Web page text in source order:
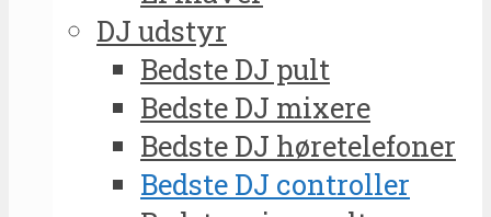
DJ udstyr
Bedste DJ pult
Bedste DJ mixere
Bedste DJ høretelefoner
Bedste DJ controller